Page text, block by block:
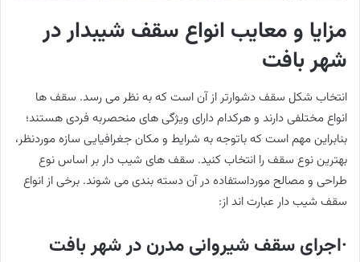
مزایا و معایب انواع سقف شیبدار در
شهر بافت
انتخاب شکل سقف دشوارتر از آن است که به نظر می رسد. سقف ها
انواع مختلفی دارند و هرکدام دارای ویژگی های منحصربه فردی هستند؛
بنابراین مهم است که باتوجه به شرایط و مکان جغرافیایی سازه موردنظر،
بهترین نوع سقف را انتخاب کنید. سقف های شیب دار بر اساس نوع
طراحی و مصالح مورداستفاده در آن دسته بندی می شوند. برخی از انواع
سقف شیب دار عبارت اند از:
·اجرای سقف شیروانی مدرن در شهر بافت